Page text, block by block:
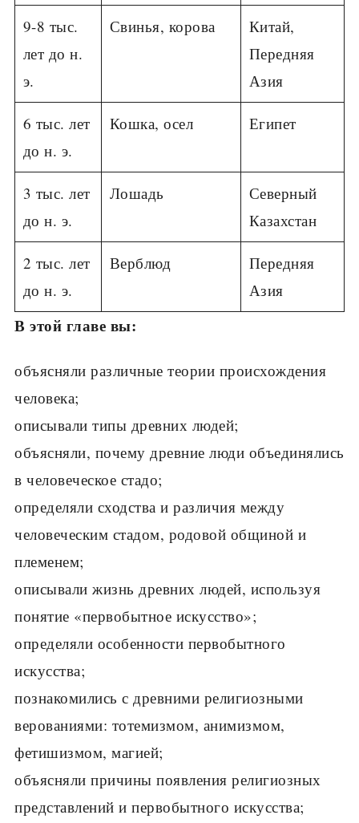
9-8 тыс.
лет до н.
э.
Свинья, корова
Китай,
Передняя
Азия
6 тыс. лет
до н. э.
Кошка, осел Египет
3 тыс. лет
до н. э.
Лошадь
Северный
Казахстан
2 тыс. лет
до н. э.
Верблюд
Передняя
Азия
В этой главе вы:
объясняли различные теории происхождения
человека;
описывали типы древних людей;
объясняли, почему древние люди объединялись
в человеческое стадо;
определяли сходства и различия между
человеческим стадом, родовой общиной и
племенем;
описывали жизнь древних людей, используя
понятие «первобытное искусство»;
определяли особенности первобытного
искусства;
познакомились с древними религиозными
верованиями: тотемизмом, анимизмом,
фетишизмом, магией;
объясняли причины появления религиозных
представлений и первобытного искусства;